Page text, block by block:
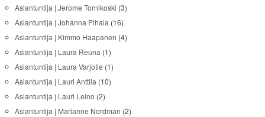
Asiantuntija | Jerome Tornikoski (3)
Asiantuntija | Johanna Pihala (16)
Asiantuntija | Kimmo Haapanen (4)
Asiantuntija | Laura Reuna (1)
Asiantuntija | Laura Varjotie (1)
Asiantuntija | Lauri Anttila (10)
Asiantuntija | Lauri Leino (2)
Asiantuntija | Marianne Nordman (2)